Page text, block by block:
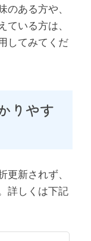
ある方や、
いる方は、
してみてくだ
りやす
新されず、
詳しくは下記